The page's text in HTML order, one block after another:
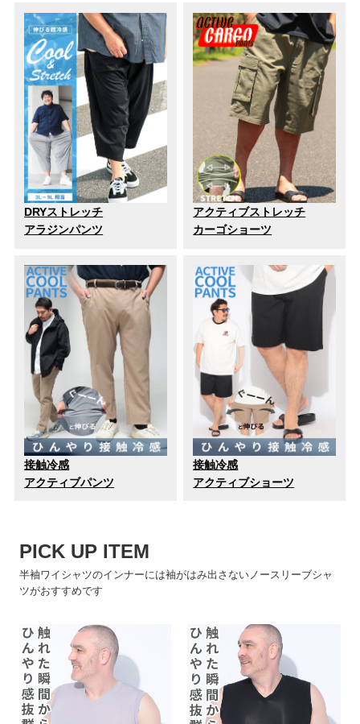
DRYストレッチ
アラジンパンツ
アクティブストレッチ
カーゴショーツ
接触冷感
アクティブパンツ
接触冷感
アクティブショーツ
PICK UP ITEM
半袖ワイシャツのインナーには袖がはみ出さないノースリーブシャ
ツがおすすめです